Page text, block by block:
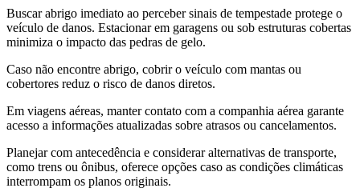
Buscar abrigo imediato ao perceber sinais de tempestade protege o
veículo de danos. Estacionar em garagens ou sob estruturas cobertas
minimiza o impacto das pedras de gelo.
Caso não encontre abrigo, cobrir o veículo com mantas ou
cobertores reduz o risco de danos diretos.
Em viagens aéreas, manter contato com a companhia aérea garante
acesso a informações atualizadas sobre atrasos ou cancelamentos.
Planejar com antecedência e considerar alternativas de transporte,
como trens ou ônibus, oferece opções caso as condições climáticas
interrompam os planos originais.